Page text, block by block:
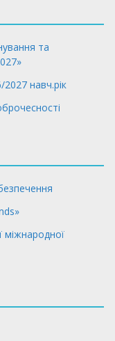
та
навч.рік
міжнародної